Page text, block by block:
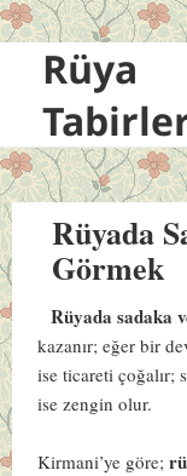
Rüya
Rüyada
Görmek
Rüyada sadaka
kazanır; eğer bir
ise ticareti çoğalır;
ise zengin olur.
Kirmani’ye göre;